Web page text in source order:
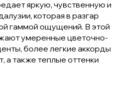
яркую, чувственную и
которая в разгар
гаммой ощущений. В этой
умеренные цветочно-
более легкие аккорды
а также теплые оттенки